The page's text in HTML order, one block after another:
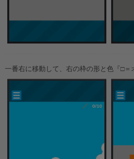
一番右に移動して、右の枠の形と色『□＝